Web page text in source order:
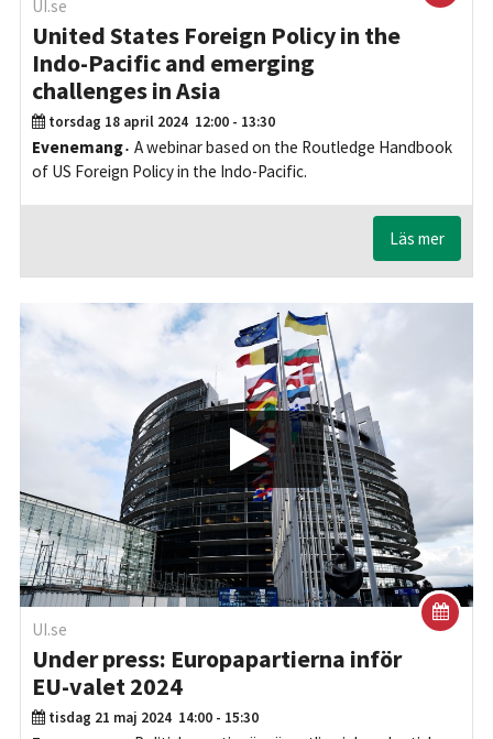
UI.se
United States Foreign Policy in the
Indo-Pacific and emerging
challenges in Asia
torsdag 18 april 2024 12:00 - 13:30
Evenemang A webinar based on the Routledge Handbook
of US Foreign Policy in the Indo-Pacific.
Läs mer
Play/Visa
UI.se
Under press: Europapartierna inför
EU-valet 2024
tisdag 21 maj 2024 14:00 - 15:30